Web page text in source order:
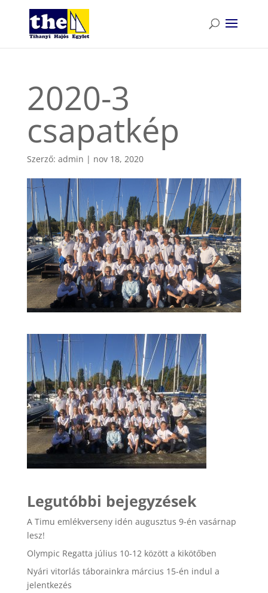
2020-3
csapatkép
Szerző: admin | nov 18, 2020
Legutóbbi bejegyzések
A Timu emlékverseny idén augusztus 9-én vasárnap
lesz!
Olympic Regatta július 10-12 között a kikötőben
Nyári vitorlás táborainkra március 15-én indul a
jelentkezés